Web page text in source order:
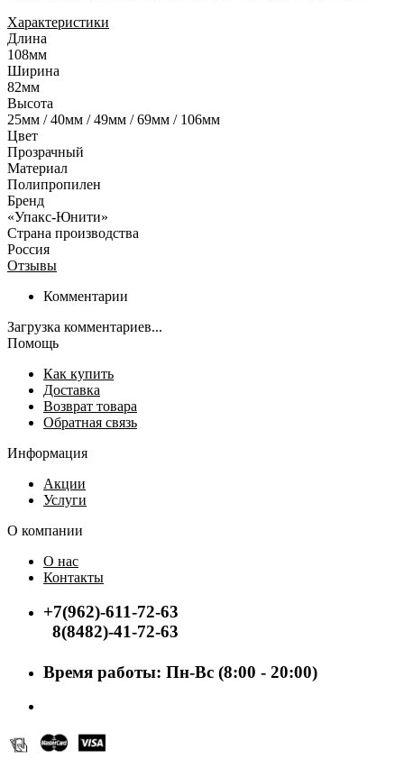
Характеристики
Длина
108мм
Ширина
82мм
Высота
25мм / 40мм / 49мм / 69мм / 106мм
Цвет
Прозрачный
Материал
Полипропилен
Бренд
«Упакс-Юнити»
Страна производства
Россия
Отзывы
Комментарии
Загрузка комментариев...
Помощь
Как купить
Доставка
Возврат товара
Обратная связь
Информация
Акции
Услуги
О компании
О нас
Контакты
+7(962)-611-72-63
8(8482)-41-72-63
Время работы: Пн-Вс (8:00 - 20:00)